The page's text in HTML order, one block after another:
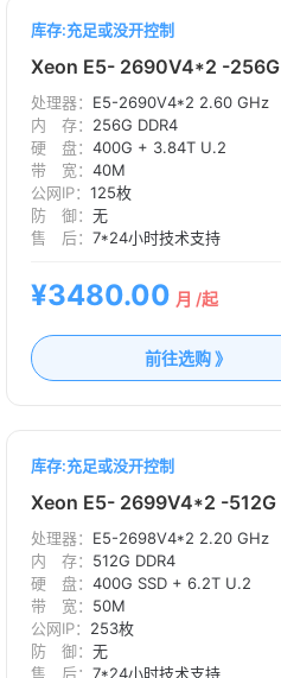
库存:充足或没开控制
Xeon E5- 2690V4*2 -256G
处理器： E5-2690V4*2 2.60 GHz
内 存： 256G DDR4
硬 盘： 400G + 3.84T U.2
带 宽： 40M
公网IP： 125枚
防 御： 无
售 后： 7*24小时技术支持
¥3480.00 月 /起
前往选购 》
库存:充足或没开控制
Xeon E5- 2699V4*2 -512G
处理器： E5-2698V4*2 2.20 GHz
内 存： 512G DDR4
硬 盘： 400G SSD + 6.2T U.2
带 宽： 50M
公网IP： 253枚
防 御： 无
售 后： 7*24小时技术支持